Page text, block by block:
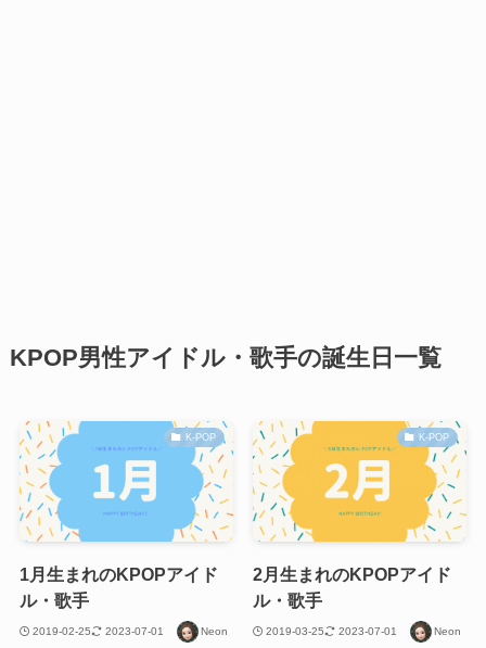
KPOP男性アイドル・歌手の誕生日一覧
K-POP
1月生まれのKPOPアイド
ル・歌手
2019-02-25 2023-07-01 Neon
K-POP
2月生まれのKPOPアイド
ル・歌手
2019-03-25 2023-07-01 Neon